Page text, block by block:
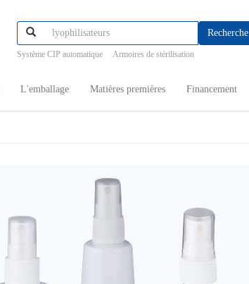
Recherche
Système CIP automatique Armoires de stérilisation
L'emballage Matières premières Financement